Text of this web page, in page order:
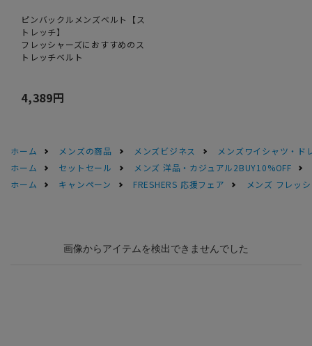
ピンバックルメンズベルト【ス
トレッチ】
フレッシャーズにおすすめのス
トレッチベルト
4,389円
ホーム メンズの商品 メンズビジネス
メンズワイシャツ・ド
ホーム
セットセール
メンズ 洋品・カジュアル2BUY10%OFF
ホーム
キャンペーン FRESHERS 応援フェア メンズ フレッ